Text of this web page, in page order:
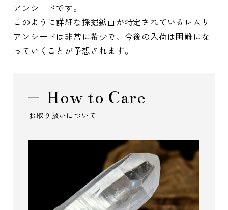
アンシードです。
このように詳細な採掘鉱山が特定されているレムリ
アンシードは非常に希少で、今後の入荷は困難にな
っていくことが予想されます。
How to Care
お取り扱いについて